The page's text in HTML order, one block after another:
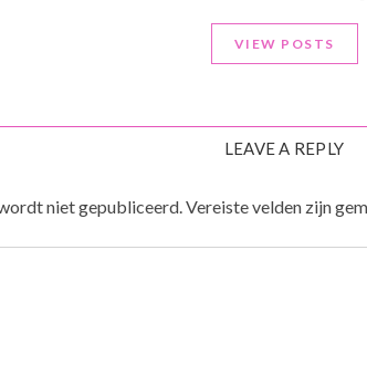
VIEW POSTS
LEAVE A REPLY
niet gepubliceerd.Vereiste velden zijn